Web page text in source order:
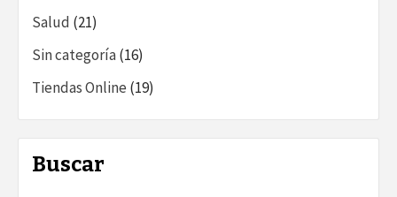
Salud (21)
Sin categoría(16)
Tiendas Online (19)
Buscar